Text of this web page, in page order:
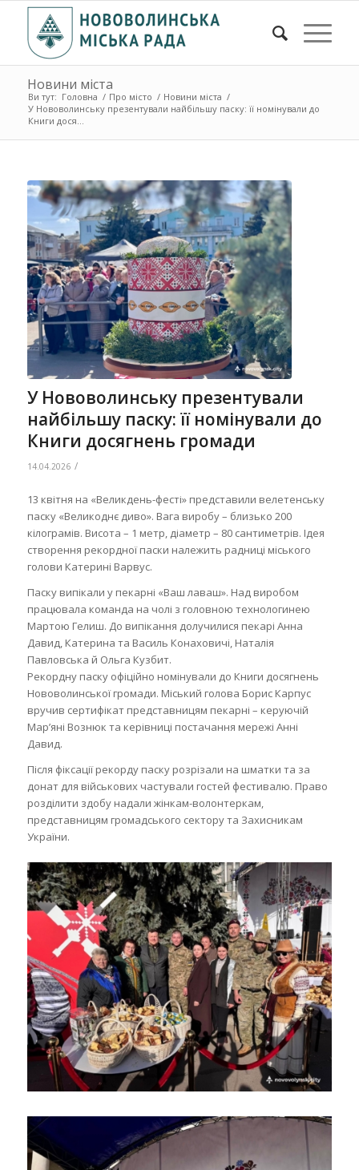
Новини міста
Ви тут: Головна / Про місто / Новини міста /
У Нововолинську презентували найбільшу паску: її номінували до
Книги дося...
У Нововолинську презентували
найбільшу паску: її номінували до
Книги досягнень громади
14.04.2026 /
13 квітня на «Великдень-фесті» представили велетенську
паску «Великоднє диво». Вага виробу – близько 200
кілограмів. Висота – 1 метр, діаметр – 80 сантиметрів. Ідея
створення рекордної паски належить радниці міського
голови Катерині Варвус.
Паску випікали у пекарні «Ваш лаваш». Над виробом
працювала команда на чолі з головною технологинею
Мартою Гелиш. До випікання долучилися пекарі Анна
Давид, Катерина та Василь Конаховичі, Наталія
Павловська й Ольга Кузбит.
Рекордну паску офіційно номінували до Книги досягнень
Нововолинської громади. Міський голова Борис Карпус
вручив сертифікат представницям пекарні – керуючій
Мар’яні Вознюк та керівниці постачання мережі Анні
Давид.
Після фіксації рекорду паску розрізали на шматки та за
донат для військових частували гостей фестивалю. Право
розділити здобу надали жінкам-волонтеркам,
представницям громадського сектору та Захисникам
України.